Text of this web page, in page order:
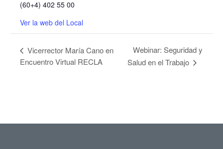
(60+4) 402 55 00
Ver la web del Local
Vicerrector María Cano en
Encuentro Virtual RECLA
Webinar: Seguridad y
Salud en el Trabajo